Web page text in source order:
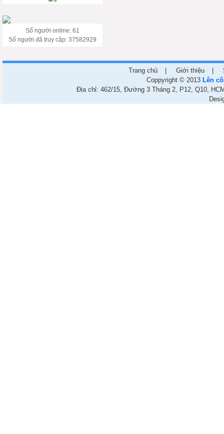
Số người online: 61
Số người đã truy cập: 37582929
Trang chủ Giới thiệu
Coppyright © 2013 Lên
Địa chỉ: 462/15, Đường 3 Tháng 2, P12, Q10,